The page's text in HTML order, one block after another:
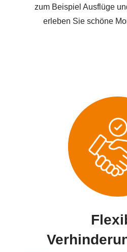
zum Beispiel Ausflüge
erleben Sie schöne